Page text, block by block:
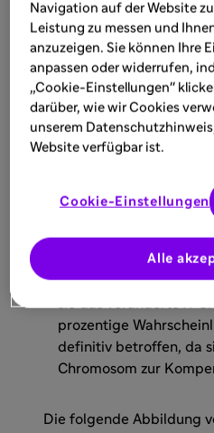
Bei jeder
prozentige
das veränderte X-
Dies bedeutet:
Töchtererhalten
Mit 50-prozentiger
sie das veränderte X-
erkranken oder
erhalten das Y-
und ein X-Chromosom
prozentige
definitiv betroffen, da
Chromosom zur
Die folgende Abbildung
Navigation auf der Website
Leistung zu messen und
anzuzeigen. Sie können Ihre
anpassen oder widerrufen,
„Cookie-Einstellungen"
darüber, wie wir Cookies
unserem
Website verfügbar ist.
Cookie-Einstellungen
Alle